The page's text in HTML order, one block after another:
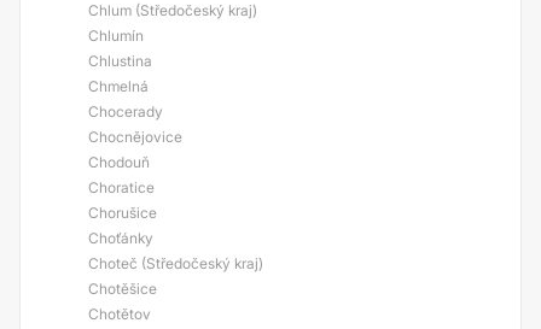
Chlum (Středočeský kraj)
Chlumín
Chlustina
Chmelná
Chocerady
Chocnějovice
Chodouň
Choratice
Chorušice
Choťánky
Choteč (Středočeský kraj)
Chotěšice
Chotětov